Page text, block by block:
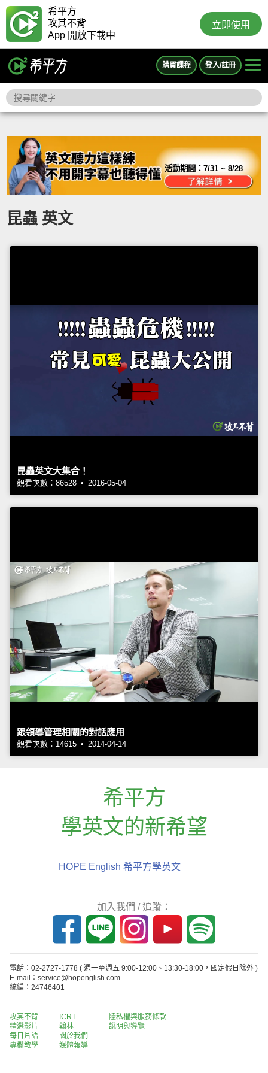
希平方
攻其不背
App 開放下載中
立即使用
購買課程 登入/註冊
活動期間：7/31 ~ 8/28
昆蟲 英文
昆蟲英文大集合！
觀看次數：86528 • 2016-05-04
跟領導管理相關的對話應用
觀看次數：14615 • 2014-04-14
希平方
學英文的新希望
HOPE English 希平方學英文
加入我們 / 追蹤：
電話：02-2727-1778 ( 週一至週五 9:00-12:00、13:30-18:00，國定假日除外 )
E-mail：service@hopenglish.com
統編：24746401
攻其不背
精選影片
每日片語
專欄教學
ICRT
翰林
關於我們
媒體報導
隱私權與服務條款
說明與導覽